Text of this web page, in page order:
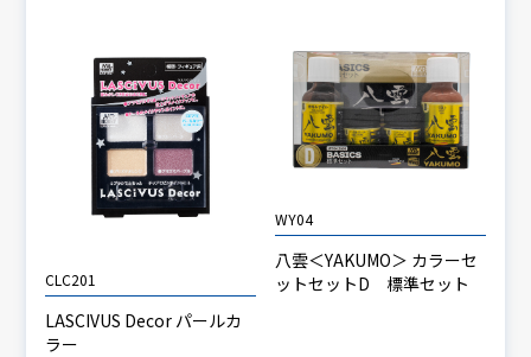
CLC201
LASCIVUS Decor パールカ
ラー
WY04
八雲＜YAKUMO＞ カラーセ
ットセットD 標準セット